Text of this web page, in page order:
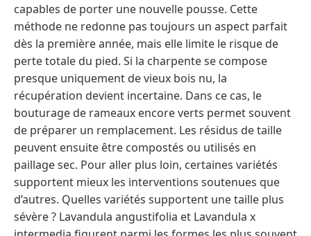
capables de porter une nouvelle pousse. Cette
méthode ne redonne pas toujours un aspect parfait
dès la première année, mais elle limite le risque de
perte totale du pied. Si la charpente se compose
presque uniquement de vieux bois nu, la
récupération devient incertaine. Dans ce cas, le
bouturage de rameaux encore verts permet souvent
de préparer un remplacement. Les résidus de taille
peuvent ensuite être compostés ou utilisés en
paillage sec. Pour aller plus loin, certaines variétés
supportent mieux les interventions soutenues que
d’autres. Quelles variétés supportent une taille plus
sévère ? Lavandula angustifolia et Lavandula x